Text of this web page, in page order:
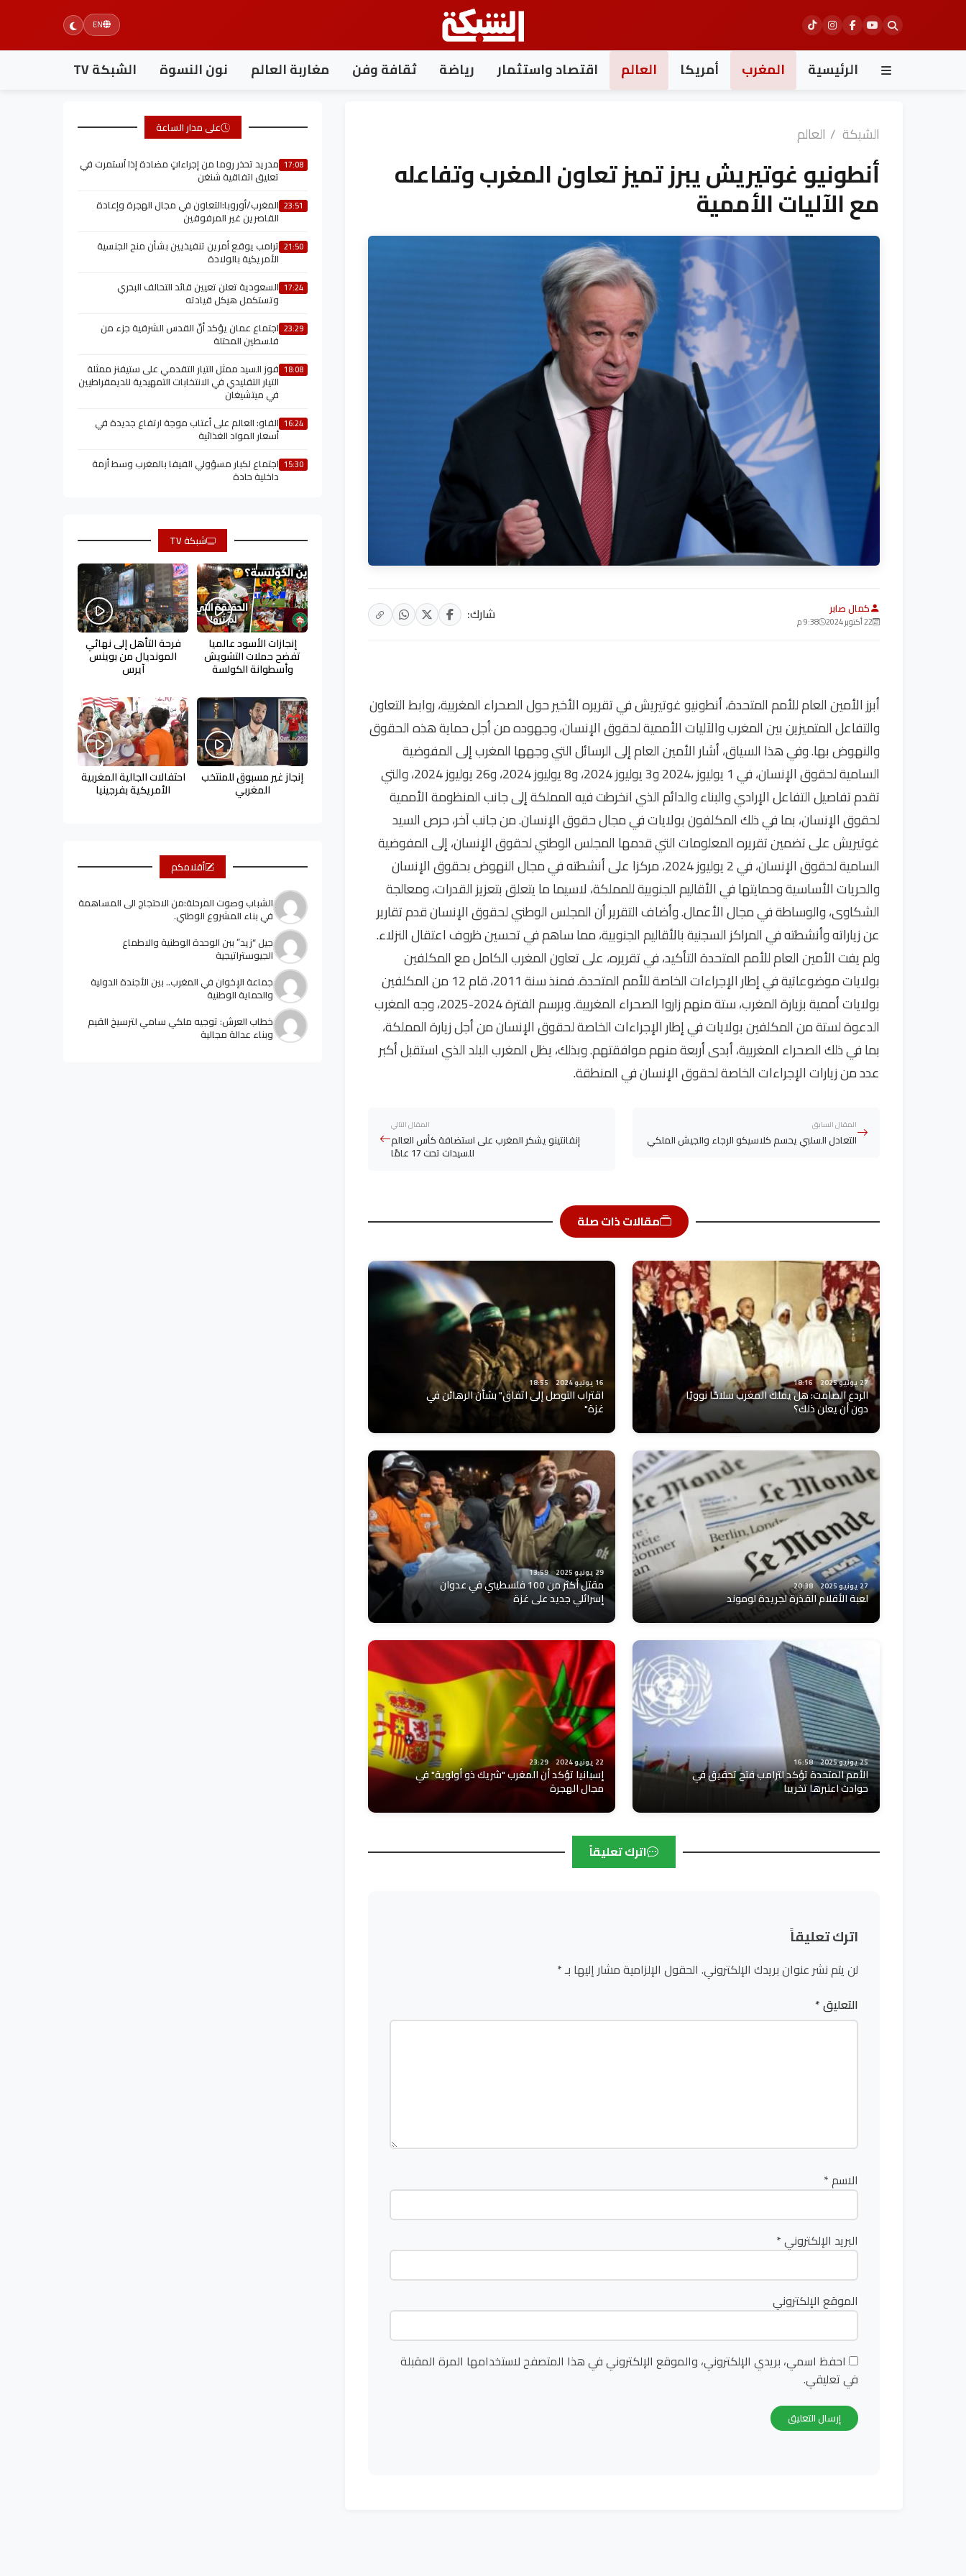
EN
الرئيسية المغرب أمريكا العالم اقتصاد واستثمار رياضة ثقافة وفن مغاربة العالم نون النسوة الشبكة TV
الشبكة / العالم
أنطونيو غوتيريش يبرز تميز تعاون المغرب وتفاعله
مع الآليات الأممية
كمال صابر
22 أكتوبر 2024 9:38 م شارك:
أبرز الأمين العام للأمم المتحدة، أنطونيو غوتيريش في تقريره الأخير حول الصحراء المغربية، روابط التعاون
والتفاعل المتميزين بين المغرب والآليات الأممية لحقوق الإنسان، وجهوده من أجل حماية هذه الحقوق
والنهوض بها. وفي هذا السياق، أشار الأمين العام إلى الرسائل التي وجهها المغرب إلى المفوضية
السامية لحقوق الإنسان، في 1 يوليوز ،2024 و3 يوليوز 2024، و8 يوليوز 2024، و26 يوليوز 2024، والتي
تقدم تفاصيل التفاعل الإرادي والبناء والدائم الذي انخرطت فيه المملكة إلى جانب المنظومة الأممية
لحقوق الإنسان، بما في ذلك المكلفون بولايات في مجال حقوق الإنسان. من جانب آخر، حرص السيد
غوتيريش على تضمين تقريره المعلومات التي قدمها المجلس الوطني لحقوق الإنسان، إلى المفوضية
السامية لحقوق الإنسان، في 2 يوليوز 2024، مركزا على أنشطته في مجال النهوض بحقوق الإنسان
والحريات الأساسية وحمايتها في الأقاليم الجنوبية للمملكة، لاسيما ما يتعلق بتعزيز القدرات، ومعالجة
الشكاوى، والوساطة في مجال الأعمال. وأضاف التقرير أن المجلس الوطني لحقوق الإنسان قدم تقارير
عن زياراته وأنشطته في المراكز السجنية بالأقاليم الجنوبية، مما ساهم في تحسين ظروف اعتقال النزلاء.
ولم يفت الأمين العام للأمم المتحدة التأكيد، في تقريره، على تعاون المغرب الكامل مع المكلفين
بولايات موضوعاتية في إطار الإجراءات الخاصة للأمم المتحدة. فمنذ سنة 2011، قام 12 من المكلفين
بولايات أممية بزيارة المغرب، ستة منهم زاروا الصحراء المغربية. وبرسم الفترة 2024-2025، وجه المغرب
الدعوة لستة من المكلفين بولايات في إطار الإجراءات الخاصة لحقوق الإنسان من أجل زيارة المملكة،
بما في ذلك الصحراء المغربية، أبدى أربعة منهم موافقتهم. وبذلك، يظل المغرب البلد الذي استقبل أكبر
عدد من زيارات الإجراءات الخاصة لحقوق الإنسان في المنطقة.
المقال السابق
التعادل السلبي يحسم كلاسيكو الرجاء والجيش الملكي
المقال التالي
إنفانتينو يشكر المغرب على استضافة كأس العالم
للسيدات تحت 17 عامًا
مقالات ذات صلة
27 يونيو 2025 18:16
الردع الصامت: هل يملك المغرب سلاحًا نوويًا
دون أن يعلن ذلك؟
16 يونيو 2024 18:55
اقتراب التوصل إلى اتفاق" بشأن الرهائن في
غزة"
27 يونيو 2025 20:38
لعبة الأقلام القذرة لجريدة لوموند
29 يونيو 2025 13:59
مقتل أكثر من 100 فلسطيني في عدوان
إسرائلي جديد على غزة
25 يونيو 2025 16:58
الأمم المتحدة تؤكد لترامب فتح تحقيق في
حوادث اعتبرها تخريبا
22 يونيو 2024 23:29
إسبانيا تؤكد أن المغرب "شريك ذو أولوية" في
مجال الهجرة
اترك تعليقاً
اترك تعليقاً
لن يتم نشر عنوان بريدك الإلكتروني. الحقول الإلزامية مشار إليها بـ*
التعليق*
الاسم*
البريد الإلكتروني*
الموقع الإلكتروني
احفظ اسمي، بريدي الإلكتروني، والموقع الإلكتروني في هذا المتصفح لاستخدامها المرة المقبلة
في تعليقي.
على مدار الساعة
17:08 مدريد تحذر روما من إجراءاتٍ مضادة إذا اُستمرت في
تعليق اتفاقية شنغن
23:51 المغرب/أوروبا:التعاون في مجال الهجرة وإعادة
القاصرين غير المرفوقين
21:50 ترامب يوقع أمرين تنفيذيين بشأن منح الجنسية
الأمريكية بالولادة
17:24 السعودية تعلن تعيين قائد التحالف البحري
وتستكمل هيكل قيادته
23:29 اجتماع عمان يؤكد أنّ القدس الشرقية جزء من
فلسطين المحتلة
18:08 فوز السيد ممثل التيار التقدمي على ستيفنز ممثلة
التيار التقليدي في الانتخابات التمهيدية للديمقراطيين
في ميتشيغان
16:24 الفاو: العالم على أعتاب موجة ارتفاع جديدة في
أسعار المواد الغذائية
15:30 اجتماع لكبار مسؤولي الفيفا بالمغرب وسط أزمة
داخلية حادة
شبكة TV
إنجازات الأسود عالميا
تفضح حملات التشويش
وأسطوانة الكولسة
فرحة التأهل إلى نهائي
المونديال من بوينس
آيرس
إنجاز غير مسبوق للمنتخب
المغربي
احتفالات الجالية المغربية
الأمريكية بفرجينيا
أقلامكم
الشباب وصوت المرحلة:من الاحتجاج الى المساهمة
في بناء المشروع الوطني.
جيل “زيد” ببن الوحدة الوطنية والاطماع
الجيوستراتيجية
جماعة الإخوان في المغرب.. بين الأجندة الدولية
والحماية الوطنية
خطاب العرش: توجيه ملكي سامي لترسيخ القيم
وبناء عدالة مجالية